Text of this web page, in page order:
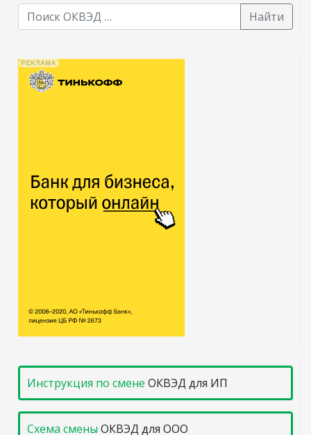
Найти
В списке найденных результатов используйте
Инструкция по смене ОКВЭД для ИП
Схема смены ОКВЭД для ООО